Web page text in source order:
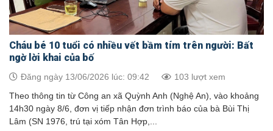
Cháu bé 10 tuổi có nhiều vết bầm tím trên người: Bất
ngờ lời khai của bố
Đăng ngày 13/06/2026 lúc: 09:42 103 lượt xem
Theo thông tin từ Công an xã Quỳnh Anh (Nghệ An), vào khoảng
14h30 ngày 8/6, đơn vị tiếp nhận đơn trình báo của bà Bùi Thị
Lâm (SN 1976, trú tại xóm Tân Hợp,...